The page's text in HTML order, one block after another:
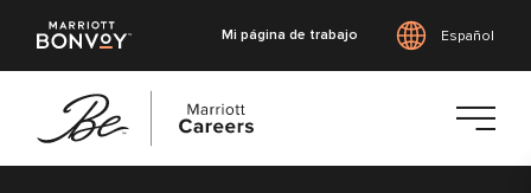
Mi página de trabajo Español